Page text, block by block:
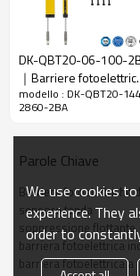
Quantità di
travi
Raggio
d'azione
2860
Taglia del
Distanza di
rilevamento
Tempo di
risposta
Dati meccanici
DK-QBT20-06-100-
｜Barriere
｜DADISICK
modello : DK-QBT20-
2860-2BA
Parole Chiave
Barriere fotoelettriche
sensore tenda
soppressione flottante
barriera fotoelettrica
barriera fotoelettrica a
We use cookies
experience. They
order to